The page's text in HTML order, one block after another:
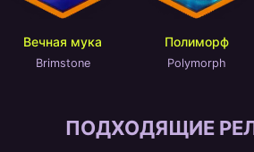
Вечная мука
Brimstone
Полиморф
Polymorph
ПОДХОДЯЩИЕ